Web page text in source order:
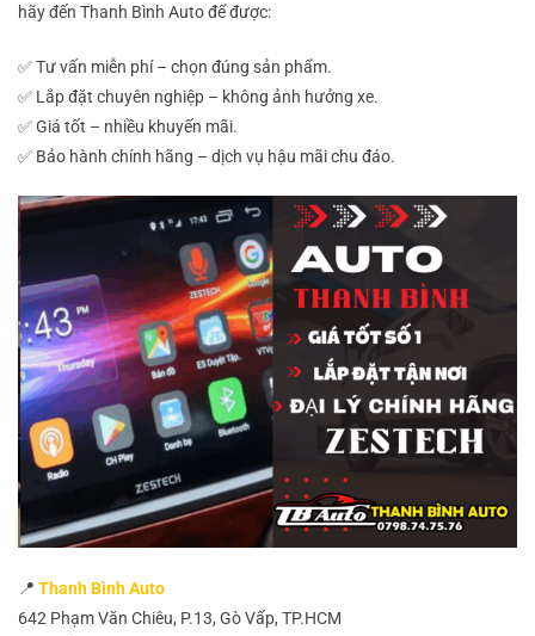
hãy đến Thanh Bình Auto để được:
✅ Tư vấn miễn phí – chọn đúng sản phẩm.
✅ Lắp đặt chuyên nghiệp – không ảnh hưởng xe.
✅ Giá tốt – nhiều khuyến mãi.
✅ Bảo hành chính hãng – dịch vụ hậu mãi chu đáo.
📍 Thanh Bình Auto
642 Phạm Văn Chiêu, P.13, Gò Vấp, TP.HCM